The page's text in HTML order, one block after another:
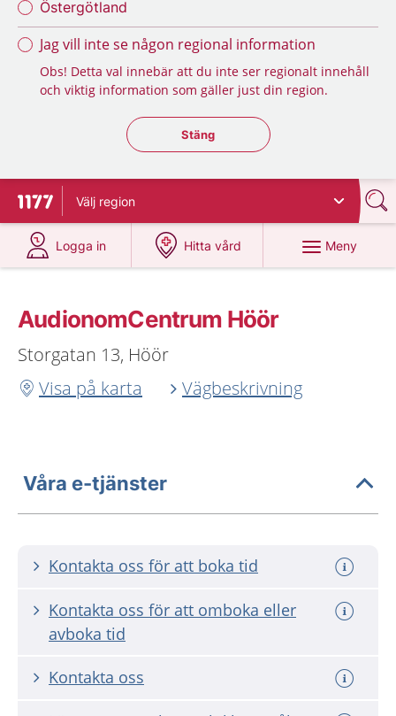
Östergötland
Jag vill inte se någon regional information
Obs! Detta val innebär att du inte ser regionalt innehåll
och viktig information som gäller just din region.
Stäng regionsväljaren
Stäng
Till startsidan för 1177
Välj region
Logga in
på 1177.se
Hitta vård
på 1177.se
Meny
AudionomCentrum Höör
Storgatan 13, Höör
Visa på karta
Vägbeskrivning
Våra e-tjänster
Kontakta oss för att boka tid
Kontakta oss för att omboka eller
avboka tid
Kontakta oss